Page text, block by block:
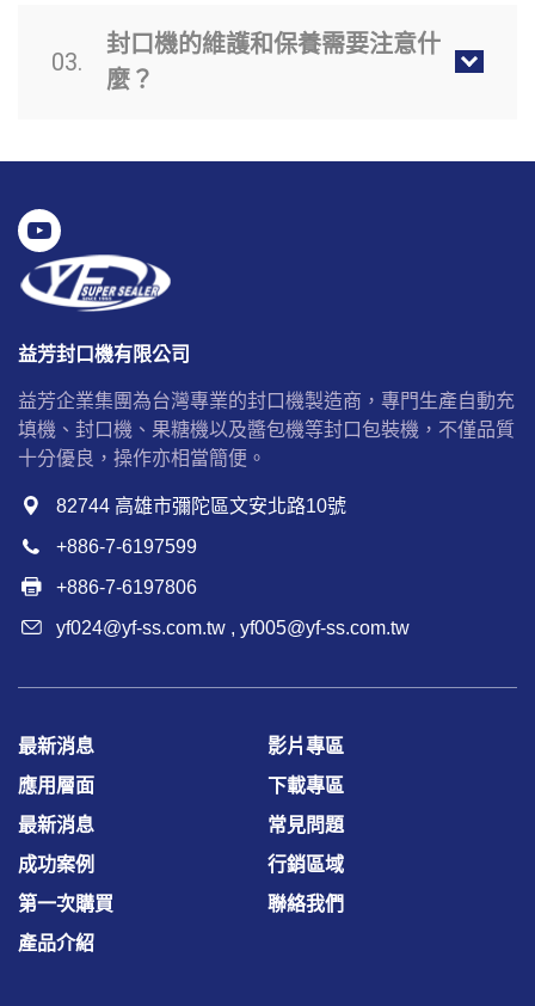
03.
封口機的維護和保養需要注意什
麼？
益芳封口機有限公司
益芳企業集團為台灣專業的封口機製造商，專門生產自動充
填機、封口機、果糖機以及醬包機等封口包裝機，不僅品質
十分優良，操作亦相當簡便。
82744 高雄市彌陀區文安北路10號
+886-7-6197599
+886-7-6197806
yf024@yf-ss.com.tw , yf005@yf-ss.com.tw
產品介紹
最新消息
影片專區
應用層面
下載專區
最新消息
常見問題
成功案例
行銷區域
第一次購買
聯絡我們